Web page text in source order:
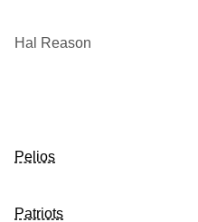
Hal Reason
Pelios
Patriots